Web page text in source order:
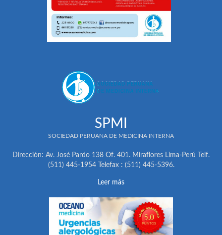
SPMI
SOCIEDAD PERUANA DE MEDICINA INTERNA
Dirección: Av. José Pardo 138 Of. 401. Miraflores Lima-Perú Telf.
(511) 445-1954 Telefax : (511) 445-5396.
Leer más